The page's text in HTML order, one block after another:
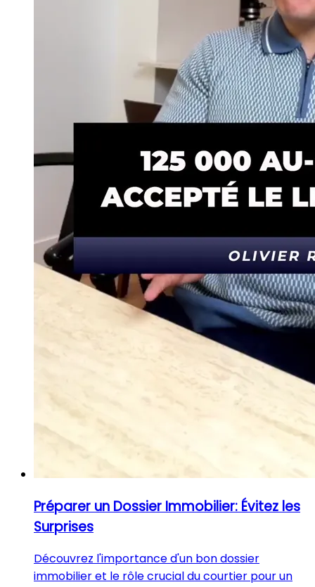
Préparer un Dossier Immobilier: Évitez les
Surprises
Découvrez l'importance d'un bon dossier
immobilier et le rôle crucial du courtier pour un